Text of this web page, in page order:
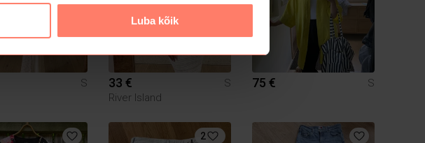
Luba kõik
S 33 €
S
River Island
75 € S
2